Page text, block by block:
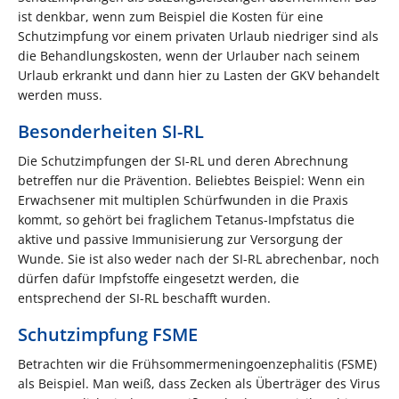
ist denkbar, wenn zum Beispiel die Kosten für eine
Schutzimpfung vor einem privaten Urlaub niedriger sind als
die Behandlungskosten, wenn der Urlauber nach seinem
Urlaub erkrankt und dann hier zu Lasten der GKV behandelt
werden muss.
Besonderheiten SI-RL
Die Schutzimpfungen der SI-RL und deren Abrechnung
betreffen nur die Prävention. Beliebtes Beispiel: Wenn ein
Erwachsener mit multiplen Schürfwunden in die Praxis
kommt, so gehört bei fraglichem Tetanus-Impfstatus die
aktive und passive Immunisierung zur Versorgung der
Wunde. Sie ist also weder nach der SI-RL abrechenbar, noch
dürfen dafür Impfstoffe eingesetzt werden, die
entsprechend der SI-RL beschafft wurden.
Schutzimpfung FSME
Betrachten wir die Frühsommermeningoenzephalitis (FSME)
als Beispiel. Man weiß, dass Zecken als Überträger des Virus